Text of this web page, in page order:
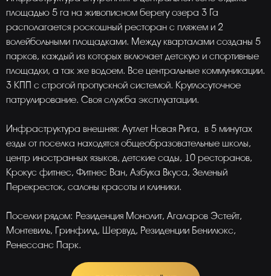
площадью 5 га на живописном берегу озера 3 Га
располагается роскошный ресторан с пляжем и 2
волейбольными площадками. Между кварталами созданы 5
парков, каждый из которых включает детскую и спортивные
площадки, а так же водоем. Все центральные коммуникации.
3 КПП с строгой пропускной системой. Круглосуточное
патрулирование. Своя служба эксплуатации.
Инфраструктура внешняя: Аутлет Новая Рига, в 5 минутах
езды от поселка находятся общеобразовательные школы,
центр иностранных языков, детские сады, 10 ресторанов,
Крокус фитнес, Фитнес Ван, Азбука Вкуса, Зеленый
Перекресток, салоны красоты и клиники.
Поселки рядом: Резиденция Монолит, Агаларов Эстейт,
Монтевиль, Гринфилд, Шервуд, Резиденции Бенилюкс,
Ренессанс Парк.